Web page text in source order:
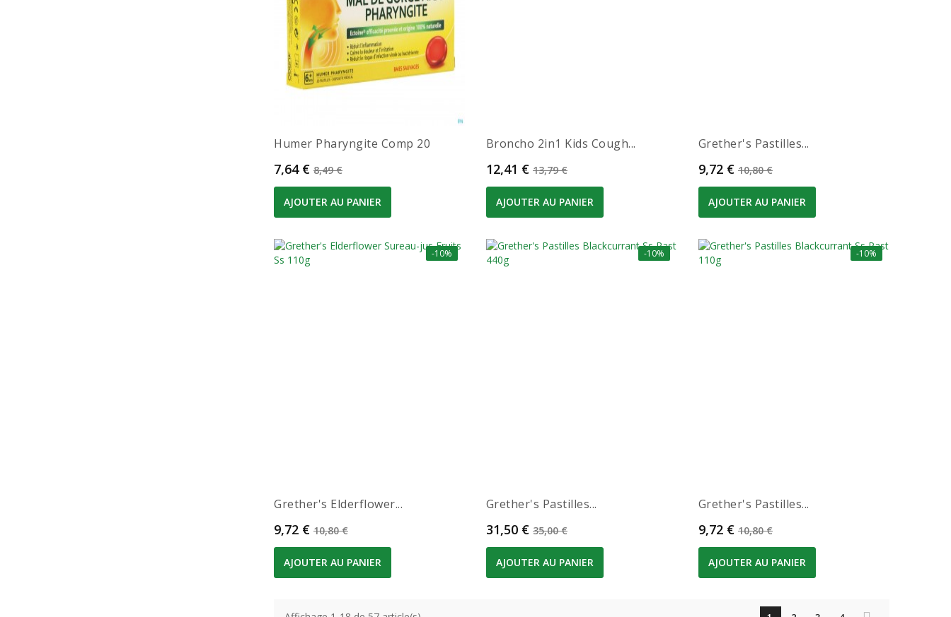
Humer Pharyngite Comp 20
Prix
7,64 € Prix de base
8,49 €
AJOUTER AU PANIER
Broncho 2in1 Kids Cough...
Prix
12,41 € Prix de base
13,79 €
AJOUTER AU PANIER
Grether's Pastilles...
Prix
9,72 € Prix de base
10,80 €
AJOUTER AU PANIER
-10%
Grether's Elderflower...
Prix
9,72 € Prix de base
10,80 €
AJOUTER AU PANIER
-10%
Grether's Pastilles...
Prix
31,50 € Prix de base
35,00 €
AJOUTER AU PANIER
-10%
Grether's Pastilles...
Prix
9,72 € Prix de base
10,80 €
AJOUTER AU PANIER